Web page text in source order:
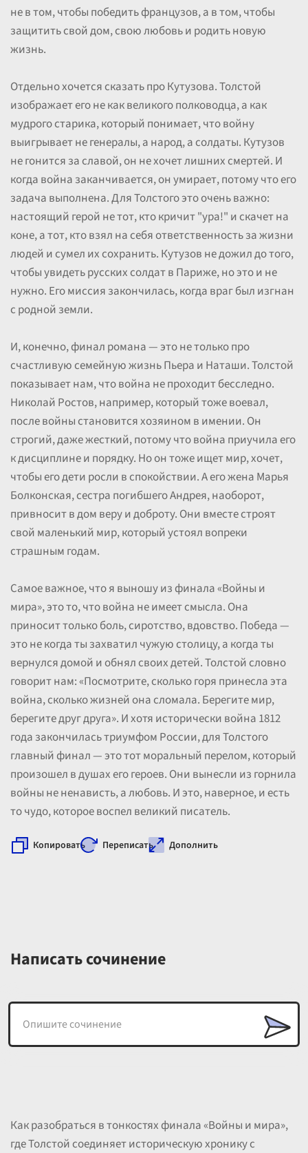
не в том, чтобы победить французов, а в том, чтобы
защитить свой дом, свою любовь и родить новую
жизнь.
Отдельно хочется сказать про Кутузова. Толстой
изображает его не как великого полководца, а как
мудрого старика, который понимает, что войну
выигрывает не генералы, а народ, а солдаты. Кутузов
не гонится за славой, он не хочет лишних смертей. И
когда война заканчивается, он умирает, потому что его
задача выполнена. Для Толстого это очень важно:
настоящий герой не тот, кто кричит "ура!" и скачет на
коне, а тот, кто взял на себя ответственность за жизни
людей и сумел их сохранить. Кутузов не дожил до того,
чтобы увидеть русских солдат в Париже, но это и не
нужно. Его миссия закончилась, когда враг был изгнан
с родной земли.
И, конечно, финал романа — это не только про
счастливую семейную жизнь Пьера и Наташи. Толстой
показывает нам, что война не проходит бесследно.
Николай Ростов, например, который тоже воевал,
после войны становится хозяином в имении. Он
строгий, даже жесткий, потому что война приучила его
к дисциплине и порядку. Но он тоже ищет мир, хочет,
чтобы его дети росли в спокойствии. А его жена Марья
Болконская, сестра погибшего Андрея, наоборот,
привносит в дом веру и доброту. Они вместе строят
свой маленький мир, который устоял вопреки
страшным годам.
Самое важное, что я выношу из финала «Войны и
мира», это то, что война не имеет смысла. Она
приносит только боль, сиротство, вдовство. Победа —
это не когда ты захватил чужую столицу, а когда ты
вернулся домой и обнял своих детей. Толстой словно
говорит нам: «Посмотрите, сколько горя принесла эта
война, сколько жизней она сломала. Берегите мир,
берегите друг друга». И хотя исторически война 1812
года закончилась триумфом России, для Толстого
главный финал — это тот моральный перелом, который
произошел в душах его героев. Они вынесли из горнила
войны не ненависть, а любовь. И это, наверное, и есть
то чудо, которое воспел великий писатель.
Копировать Переписать Дополнить
Написать сочинение
Как разобраться в тонкостях финала «Войны и мира»,
где Толстой соединяет историческую хронику с